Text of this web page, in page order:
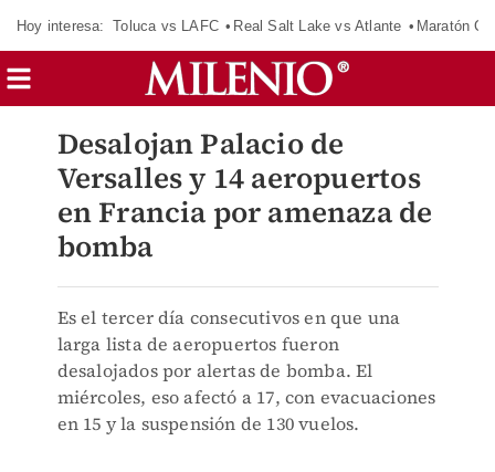
Hoy interesa: Toluca vs LAFC Real Salt Lake vs Atlante Maratón
Desalojan Palacio de
Versalles y 14 aeropuertos
en Francia por amenaza de
bomba
Es el tercer día consecutivos en que una
larga lista de aeropuertos fueron
desalojados por alertas de bomba. El
miércoles, eso afectó a 17, con evacuaciones
en 15 y la suspensión de 130 vuelos.